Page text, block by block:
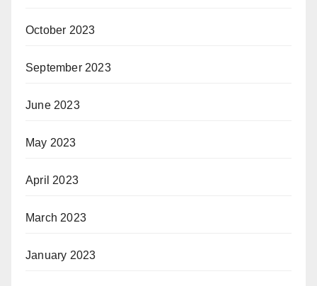
October 2023
September 2023
June 2023
May 2023
April 2023
March 2023
January 2023